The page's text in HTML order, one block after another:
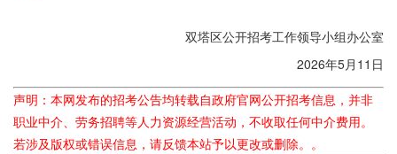
双塔区公开招考工作领导小组办公室
2026年5月11日
声明：本网发布的招考公告均转载自政府官网公开招考信息，并非
职业中介、劳务招聘等人力资源经营活动，不收取任何中介费用。
若涉及版权或错误信息，请反馈本站予以更改或删除。。